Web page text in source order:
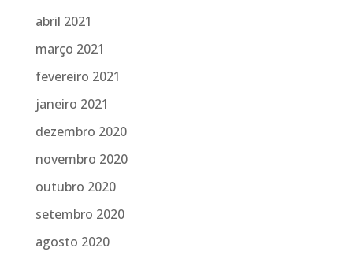
abril 2021
março 2021
fevereiro 2021
janeiro 2021
dezembro 2020
novembro 2020
outubro 2020
setembro 2020
agosto 2020